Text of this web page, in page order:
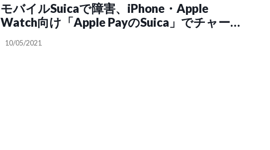
モバイルSuicaで障害、iPhone・Apple
Watch向け「Apple PayのSuica」でチャージ
10/05/2021